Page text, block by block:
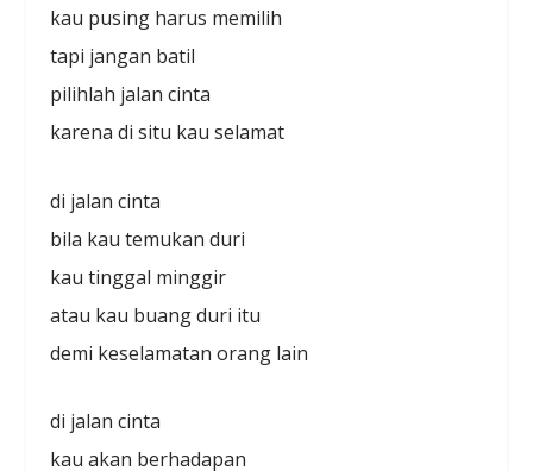
kau pusing harus memilih
tapi jangan batil
pilihlah jalan cinta
karena di situ kau selamat
di jalan cinta
bila kau temukan duri
kau tinggal minggir
atau kau buang duri itu
demi keselamatan orang lain
di jalan cinta
kau akan berhadapan